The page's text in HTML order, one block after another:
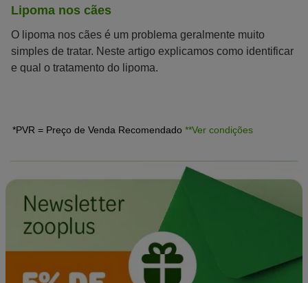
Lipoma nos cães
O lipoma nos cães é um problema geralmente muito
simples de tratar. Neste artigo explicamos como identificar
e qual o tratamento do lipoma.
*PVR = Preço de Venda Recomendado **Ver condições